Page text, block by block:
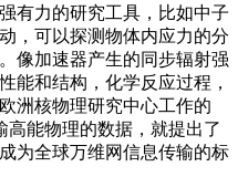
有力的研究工具，比如中子
，可以探测物体内应力的分
像加速器产生的同步辐射强
能和结构，化学反应过程，
洲核物理研究中心工作的
高能物理的数据，就提出了
为全球万维网信息传输的标